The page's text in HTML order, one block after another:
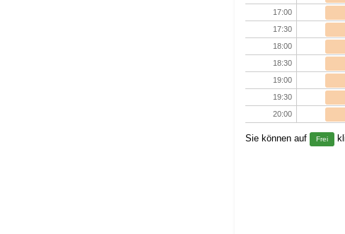
17:00
17:30
18:00
18:30
19:00
19:30
20:00
Sie können auf Frei